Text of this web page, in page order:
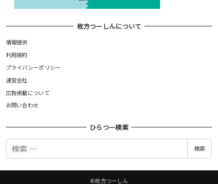
枚方つーしんについて
情報提供
利用規約
プライバシーポリシー
運営会社
広告掲載について
お問い合わせ
ひらつー検索
検
検索
©枚方つーしん